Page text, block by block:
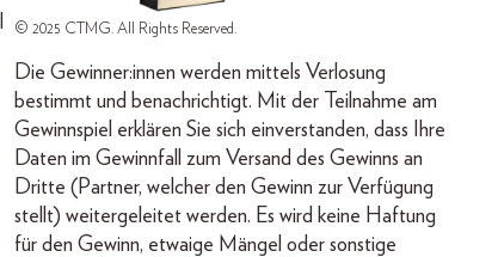
© 2025 CTMG. All Rights Reserved.
Die Gewinner:innen werden mittels Verlosung
bestimmt und benachrichtigt. Mit der Teilnahme am
Gewinnspiel erklären Sie sich einverstanden, dass Ihre
Daten im Gewinnfall zum Versand des Gewinns an
Dritte (Partner, welcher den Gewinn zur Verfügung
stellt) weitergeleitet werden. Es wird keine Haftung
für den Gewinn, etwaige Mängel oder sonstige